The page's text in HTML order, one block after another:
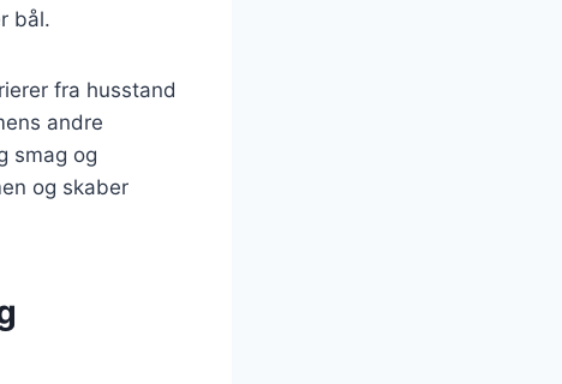
bål.
fra husstand
andre
smag og
og skaber